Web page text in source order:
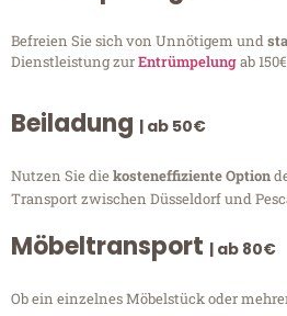
Befreien Sie sich von Unnötigem und
Dienstleistung zurEntrümpelungab
Beiladung | ab 50€
Nutzen Sie diekosteneffiziente Option
Transport zwischen Düsseldorf und
Möbeltransport | ab 80€
Ob ein einzelnes Möbelstück oder